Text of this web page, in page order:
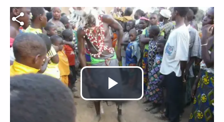
Fichier vidéo
Lire